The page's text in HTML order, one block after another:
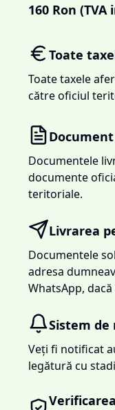
160 Ron (TVA
Toate
Toate taxele
către oficiul
Documentele
documente
teritoriale.
Livrarea
Documentele
adresa
WhatsApp,
Sistem
Veți fi notificat
legătură cu